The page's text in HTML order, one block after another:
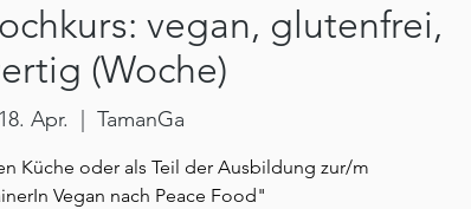
vegan, glutenfrei,
(Woche)
Apr. TamanGa
Küche oder als Teil der Ausbildung zur/m
Vegan nach Peace Food"